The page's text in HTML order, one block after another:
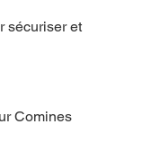
sécuriser et
Comines